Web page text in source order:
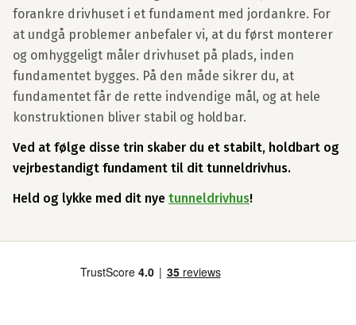
forankre drivhuset i et fundament med jordankre. For
at undgå problemer anbefaler vi, at du først monterer
og omhyggeligt måler drivhuset på plads, inden
fundamentet bygges. På den måde sikrer du, at
fundamentet får de rette indvendige mål, og at hele
konstruktionen bliver stabil og holdbar.
Ved at følge disse trin skaber du et stabilt, holdbart og
vejrbestandigt fundament til dit tunneldrivhus.
Held og lykke med dit nye tunneldrivhus!